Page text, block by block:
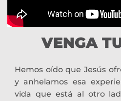
VENGA
Hemos oído que Jesús
y anhelamos esa
vida que está al otro